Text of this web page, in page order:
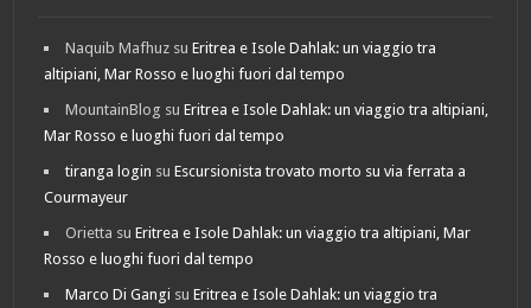
Naquib Mafhuz suEritrea e Isole Dahlak: un viaggio tra
altipiani, Mar Rosso e luoghi fuori dal tempo
MountainBlog suEritrea e Isole Dahlak: un viaggio tra altipiani,
Mar Rosso e luoghi fuori dal tempo
tiranga login suEscursionista trovato morto su via ferrata a
Courmayeur
Orietta suEritrea e Isole Dahlak: un viaggio tra altipiani, Mar
Rosso e luoghi fuori dal tempo
Marco Di Gangi suEritrea e Isole Dahlak: un viaggio tra